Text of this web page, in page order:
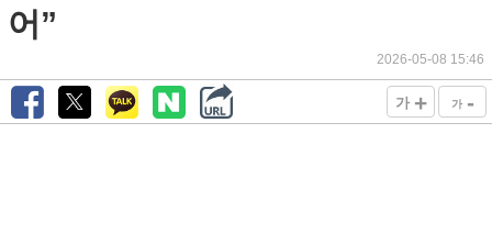
어”
2026-05-08 15:46
가 + 가 -